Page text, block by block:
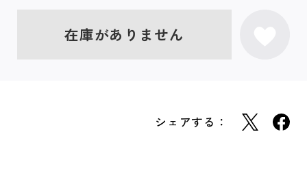
在庫がありません
シェアする：